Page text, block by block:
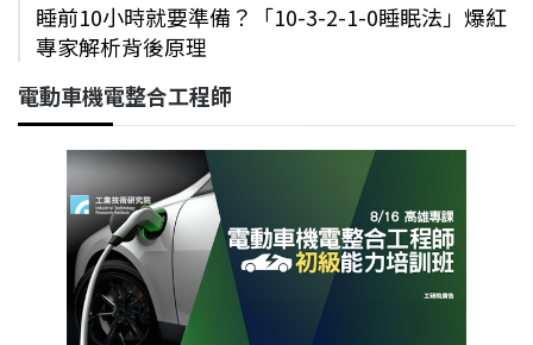
睡前10小時就要準備？「10-3-2-1-0睡眠法」爆紅
專家解析背後原理
電動車機電整合工程師